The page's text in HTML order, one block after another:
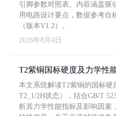
引脚参数对照表。内容涵盖驱
用电路设计要点，数据参考自
（版本V1.2）。
2026年8月4日
T2紫铜国标硬度及力学性
本文系统解读T2紫铜的国标硬
T2_1/2H状态），结合GB/T
析其力学性能指标及影响因素